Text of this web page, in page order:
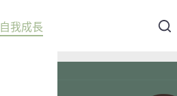
自我成長